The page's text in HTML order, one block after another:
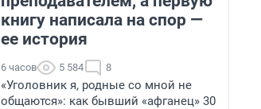
книгу написала на спор —
ее история
6 часов 5 584 8
«Уголовник я, родные со мной не
общаются»: как бывший «афганец» 30